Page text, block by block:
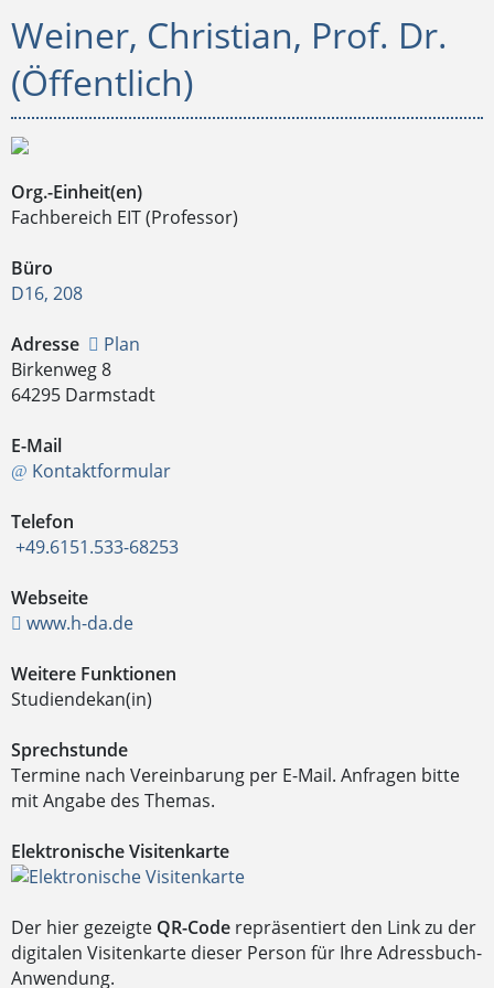
Weiner, Christian, Prof. Dr.
(Öffentlich)
Org.-Einheit(en)
Fachbereich EIT (Professor)
Büro
D16, 208
Adresse
Plan
Birkenweg 8
64295 Darmstadt
E-Mail
Kontaktformular
Telefon
+49.6151.533-68253
Webseite
www.h-da.de
Weitere Funktionen
Studiendekan(in)
Sprechstunde
Termine nach Vereinbarung per E-Mail. Anfragen bitte
mit Angabe des Themas.
Elektronische Visitenkarte
Der hier gezeigte QR-Code repräsentiert den Link zu der
digitalen Visitenkarte dieser Person für Ihre Adressbuch-
Anwendung.